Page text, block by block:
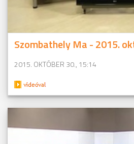
Szombathely Ma - 2015.
2015. OKTÓBER 30., 15:14